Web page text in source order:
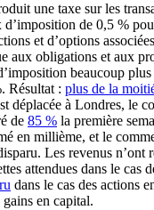
une taxe sur les
de 0,5 %
et d’options
aux obligations et aux
beaucoup
Résultat : plus de la
déplacée à Londres, le
de 85 % la première
en millième, et le
Les revenus n’ont
attendues dans le cas
dans le cas des actions
en capital.